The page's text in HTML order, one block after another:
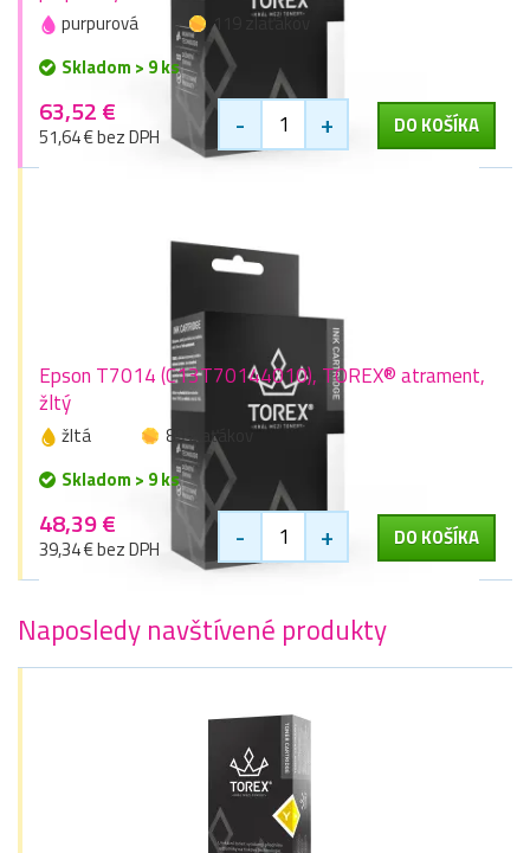
purpurová
119 zlaťákov
Skladom > 9 ks
63,52 €
51,64 € bez DPH - + DO KOŠÍKA
Epson T7014 (C13T70144010), TOREX® atrament,
žltý
žltá
89 zlaťákov
Skladom > 9 ks
48,39 €
39,34 € bez DPH - + DO KOŠÍKA
Naposledy navštívené produkty